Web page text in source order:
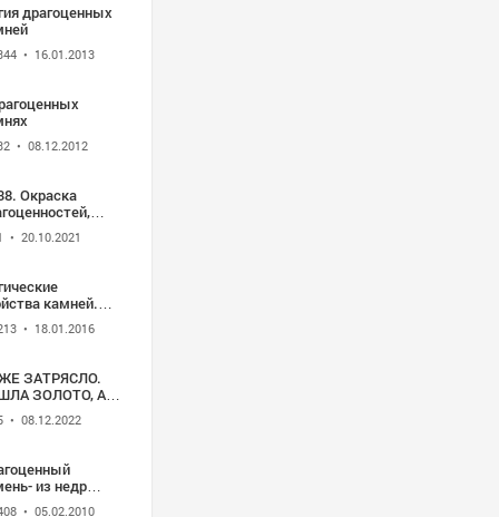
драгоценных
• 16.01.2013
• 08.12.2012
Окраска
и бус;
• 20.10.2021
камней.
• 18.01.2016
ЗАТРЯСЛО.
ЗОЛОТО, А
КАМЕНЬ
В ЛЕСУ
• 08.12.2022
из недр
к свету
• 05.02.2010